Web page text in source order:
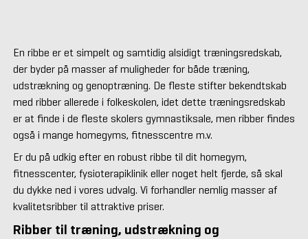
En ribbe er et simpelt og samtidig alsidigt træningsredskab,
der byder på masser af muligheder for både træning,
udstrækning og genoptræning. De fleste stifter bekendtskab
med ribber allerede i folkeskolen, idet dette træningsredskab
er at finde i de fleste skolers gymnastiksale, men ribber findes
også i mange homegyms, fitnesscentre m.v.
Er du på udkig efter en robust ribbe til dit homegym,
fitnesscenter, fysioterapiklinik eller noget helt fjerde, så skal
du dykke ned i vores udvalg. Vi forhandler nemlig masser af
kvalitetsribber til attraktive priser.
Ribber til træning, udstrækning og